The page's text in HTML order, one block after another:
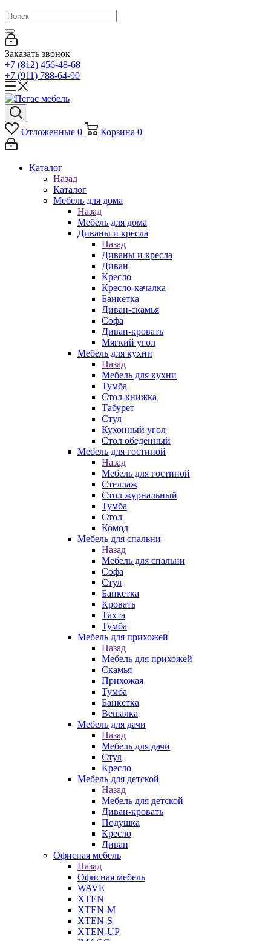
Заказать звонок
+7 (812) 456-48-68
+7 (911) 788-64-90
Отложенные 0 Корзина 0
Каталог
Назад
Каталог
Мебель для дома
Назад
Мебель для дома
Диваны и кресла
Назад
Диваны и кресла
Диван
Кресло
Кресло-качалка
Банкетка
Диван-скамья
Софа
Диван-кровать
Мягкий угол
Мебель для кухни
Назад
Мебель для кухни
Тумба
Стол-книжка
Табурет
Стул
Кухонный угол
Стол обеденный
Мебель для гостиной
Назад
Мебель для гостиной
Стеллаж
Стол журнальный
Тумба
Стол
Комод
Мебель для спальни
Назад
Мебель для спальни
Софа
Стул
Банкетка
Кровать
Тахта
Тумба
Мебель для прихожей
Назад
Мебель для прихожей
Скамья
Прихожая
Тумба
Банкетка
Вешалка
Мебель для дачи
Назад
Мебель для дачи
Стул
Кресло
Мебель для детской
Назад
Мебель для детской
Диван-кровать
Подушка
Кресло
Диван
Офисная мебель
Назад
Офисная мебель
WAVE
XTEN
XTEN-M
XTEN-S
XTEN-UP